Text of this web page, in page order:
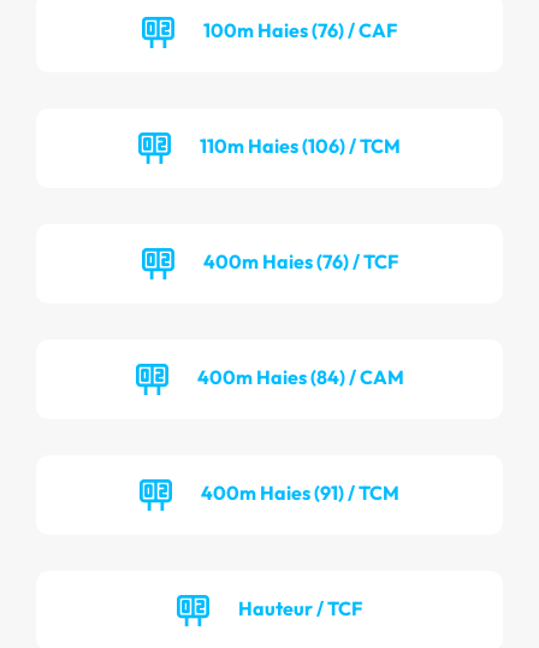
100m Haies (76) / CAF
110m Haies (106) / TCM
400m Haies (76) / TCF
400m Haies (84) / CAM
400m Haies (91) / TCM
Hauteur / TCF